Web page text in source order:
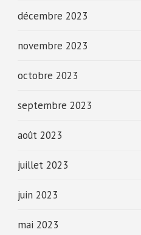
décembre 2023
novembre 2023
octobre 2023
septembre 2023
août 2023
juillet 2023
juin 2023
mai 2023